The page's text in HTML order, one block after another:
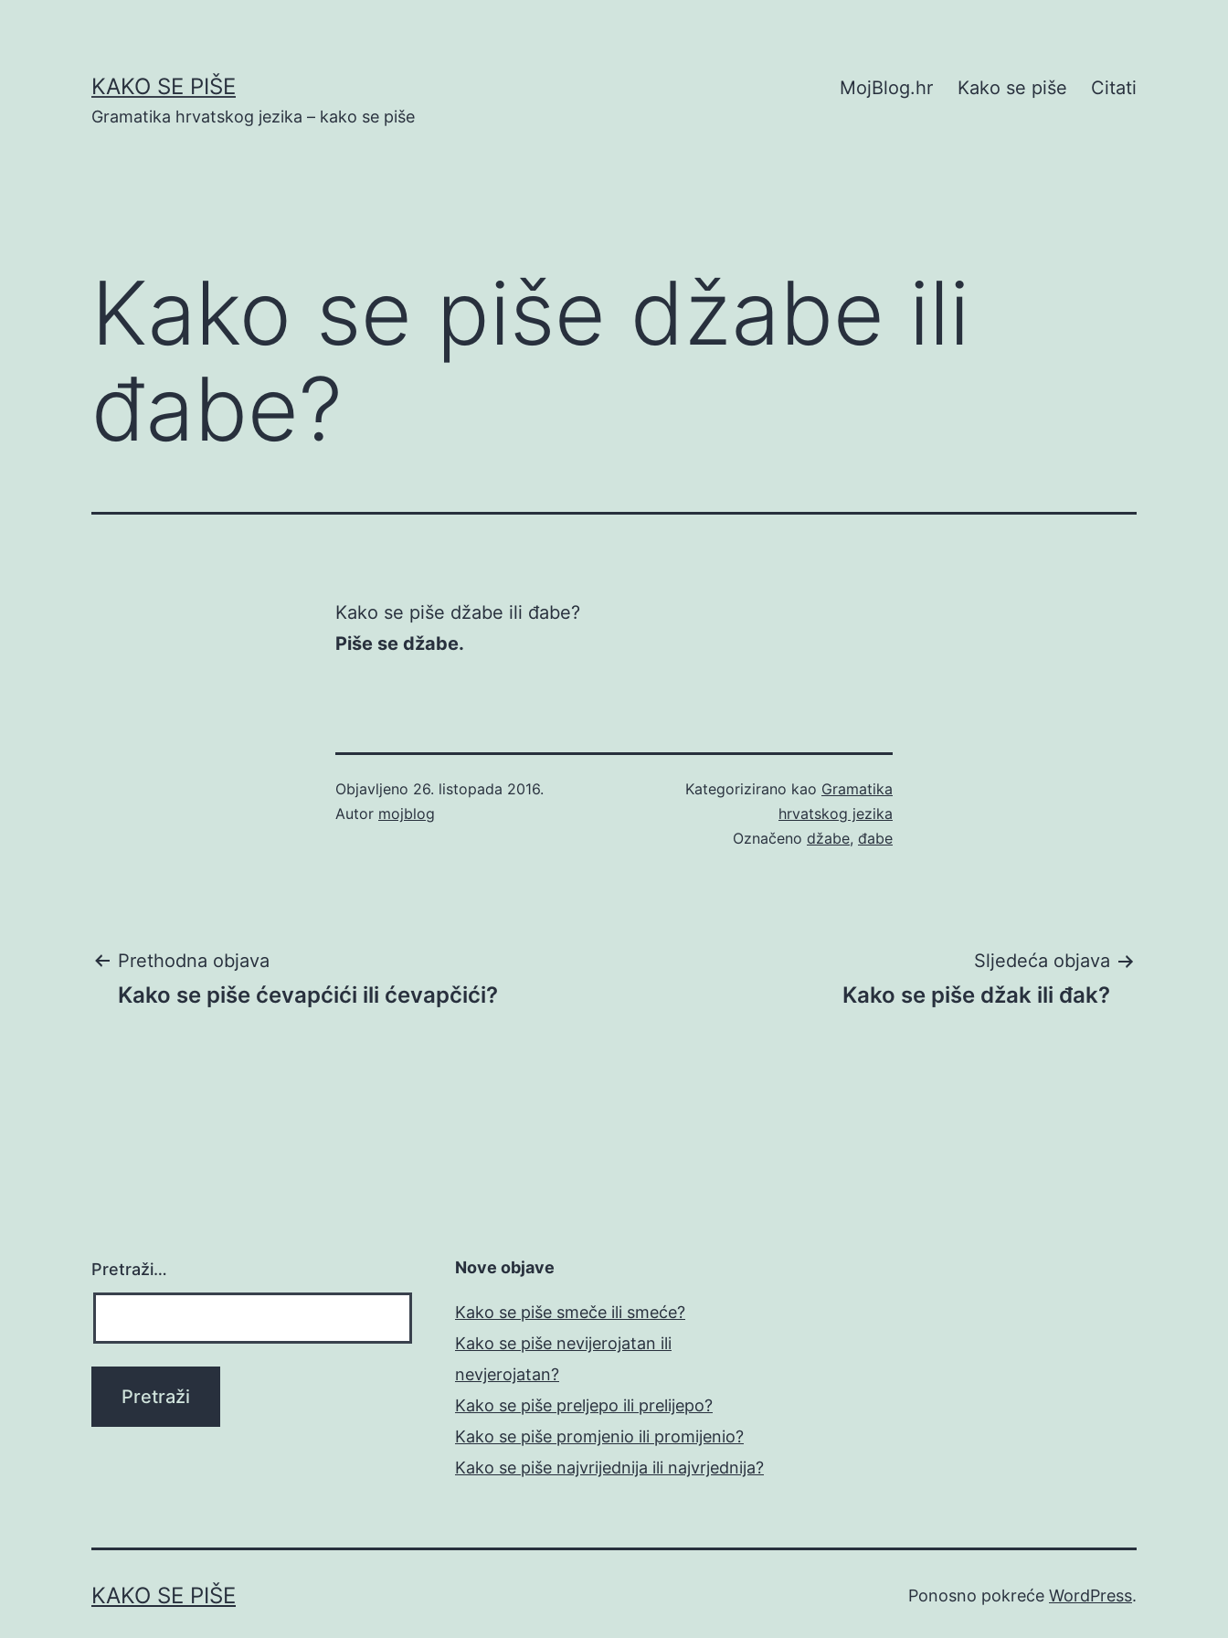
KAKO SE PIŠE
Gramatika hrvatskog jezika – kako se piše
MojBlog.hr Kako se piše Citati
Kako se piše džabe ili
đabe?
Kako se piše džabe ili đabe?
Piše se džabe.
Objavljeno 26. listopada 2016.
Autor mojblog
Kategorizirano kao Gramatika
hrvatskog jezika
Označeno džabe, đabe
Navigacija
Prethodna objava
Kako se piše ćevapćići ili ćevapčići?
Sljedeća objava
Kako se piše džak ili đak?
Pretraži… Nove objave
Kako se piše smeče ili smeće?
Kako se piše nevijerojatan ili
nevjerojatan?
Kako se piše preljepo ili prelijepo?
Kako se piše promjenio ili promijenio?
Kako se piše najvrijednija ili najvrjednija?
KAKO SE PIŠE Ponosno pokreće WordPress.